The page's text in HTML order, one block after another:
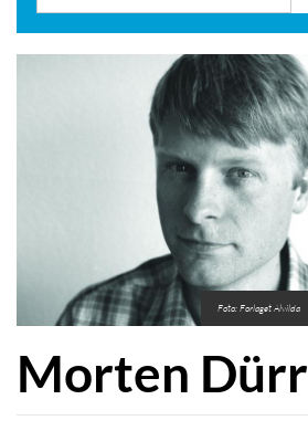
Foto: Forlaget Alvilda
Morten Dürr